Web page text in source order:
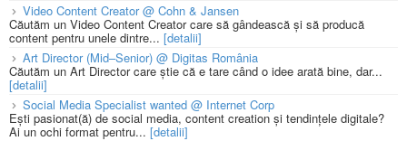
Video Content Creator @ Cohn & Jansen
Căutăm un Video Content Creator care să gândească și să producă
content pentru unele dintre... [detalii]
Art Director (Mid–Senior) @ Digitas România
Căutăm un Art Director care știe că e tare când o idee arată bine, dar...
[detalii]
Social Media Specialist wanted @ Internet Corp
Ești pasionat(ă) de social media, content creation și tendințele digitale?
Ai un ochi format pentru... [detalii]